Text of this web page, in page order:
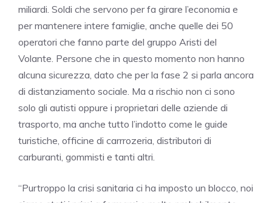
miliardi. Soldi che servono per fa girare l’economia e
per mantenere intere famiglie, anche quelle dei 50
operatori che fanno parte del gruppo Aristi del
Volante. Persone che in questo momento non hanno
alcuna sicurezza, dato che per la fase 2 si parla ancora
di distanziamento sociale. Ma a rischio non ci sono
solo gli autisti oppure i proprietari delle aziende di
trasporto, ma anche tutto l’indotto come le guide
turistiche, officine di carrrozeria, distributori di
carburanti, gommisti e tanti altri.
“Purtroppo la crisi sanitaria ci ha imposto un blocco, noi